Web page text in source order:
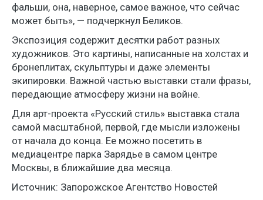
фальши, она, наверное, самое важное, что сейчас
может быть», — подчеркнул Беликов.
Экспозиция содержит десятки работ разных
художников. Это картины, написанные на холстах и
бронеплитах, скульптуры и даже элементы
экипировки. Важной частью выставки стали фразы,
передающие атмосферу жизни на войне.
Для арт-проекта «Русский стиль» выставка стала
самой масштабной, первой, где мысли изложены
от начала до конца. Ее можно посетить в
медиацентре парка Зарядье в самом центре
Москвы, в ближайшие два месяца.
Источник: Запорожское Агентство Новостей